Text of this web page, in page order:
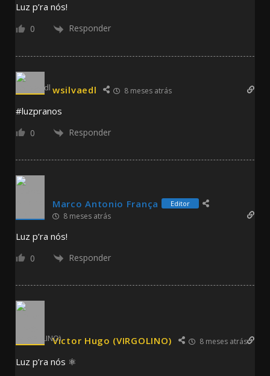
Luz p’ra nós!
0 Responder
wsilvaedl 8 meses atrás
#luzpranos
0 Responder
Marco Antonio França Editor
8 meses atrás
Luz p’ra nós!
0 Responder
Victor Hugo (VIRGOLINO) 8 meses atrás
Luz p’ra nós ⚛️